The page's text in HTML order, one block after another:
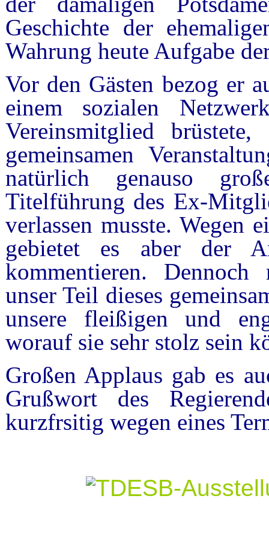
Geschichte der
Wahrung heute Aufgabe
Vor den Gästen bezog er
einem sozialen
Vereinsmitglied
gemeinsamen
natürlich genauso
Titelführung des Ex-
verlassen musste. Wegen
gebietet es aber der
kommentieren.
unser Teil dieses
unsere fleißigen und
worauf sie sehr stolz sein
Großen Applaus gab es
Grußwort des
kurzfrsitig wegen eines